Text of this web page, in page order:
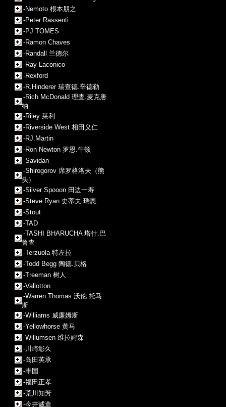
-Nemoto 根本朋之
-Peter Rassenti
-PJ.TOMES
-Ramon Chaves
-Randall 兰德尔
-Ray Laconico
-Rexford
-R.Hinderer 瑞查德.辛德勒
-Rich McDonald 理查.麦克唐
纳
-Riley 莱利
-Riverside West 相田义仁
-RJ.Martin
-Ron Newton 罗恩.牛顿
-Savidan
-Shirogorov 席罗格洛夫（熊
头）
-Silver Spooon 田边一寿
-Steve Ryan 史蒂夫.瑞恩
-Stout
-TAD
-TASHI BHARUCHA 塔什.巴
鲁查
-Terzuola 特左拉
-Todd Begg 陶德.贝格
-Treeman 树人
-Vallotton
-Warren Thomas 沃伦.托马
斯
-Williams 威廉姆斯
-Yellowhorse 黄马
-Willumsen 维拉姆森
-川崎彰久
-岛田英承
-丰国
-福田正孝
-荒川知芳
-今井诚造